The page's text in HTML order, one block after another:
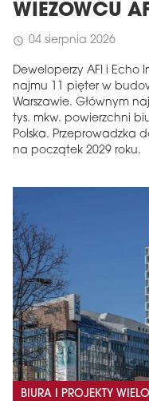
WIEŻOWCU
schedule 04 sierpnia 2026
Deweloperzy AFI i Echo
najmu 11 pięter w
Warszawie. Głównym
tys. mkw. powierzchni
Polska. Przeprowadzka
na początek 2029 roku.
BIURA I PROJEKTY